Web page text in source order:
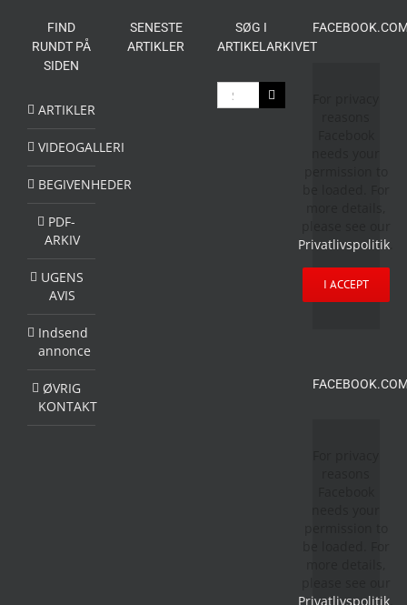
FIND
RUNDT PÅ
SIDEN
ARTIKLER
VIDEOGALLERI
BEGIVENHEDER
PDF-
ARKIV
UGENS
AVIS
Indsend
annonce
ØVRIG
KONTAKT
SENESTE
ARTIKLER
SØG I
ARTIKELARKIVET
Søg
efter:
Privatlivspolitik
I ACCEPT
Privatlivspolitik